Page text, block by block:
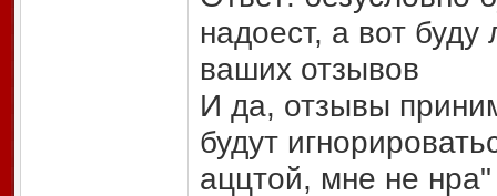
надоест, а вот
ваших отзывов
И да, отзывы
будут
аццтой, мне не